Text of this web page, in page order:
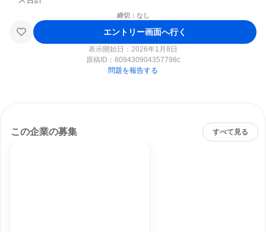
締切：なし
エントリー画面へ行く
表示開始日：2026年1月8日
原稿ID： 809430904357798c
問題を報告する
この企業の募集 すべて見る